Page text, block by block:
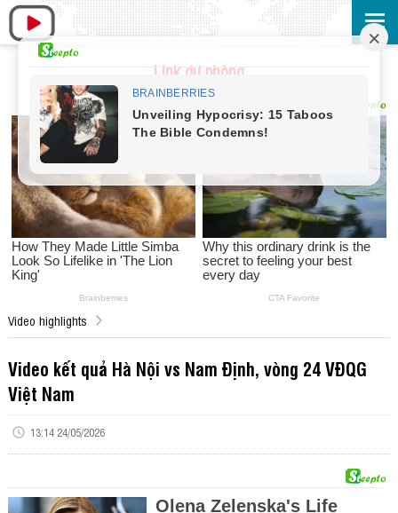
Link dự phòng
Video highlights
Video kết quả Hà Nội vs Nam Định, vòng 24 VĐQG
Việt Nam
13:14 24/05/2026